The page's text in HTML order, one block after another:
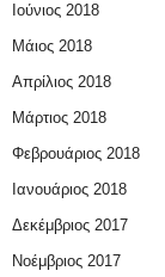
Ιούνιος 2018
Μάιος 2018
Απρίλιος 2018
Μάρτιος 2018
Φεβρουάριος 2018
Ιανουάριος 2018
Δεκέμβριος 2017
Νοέμβριος 2017